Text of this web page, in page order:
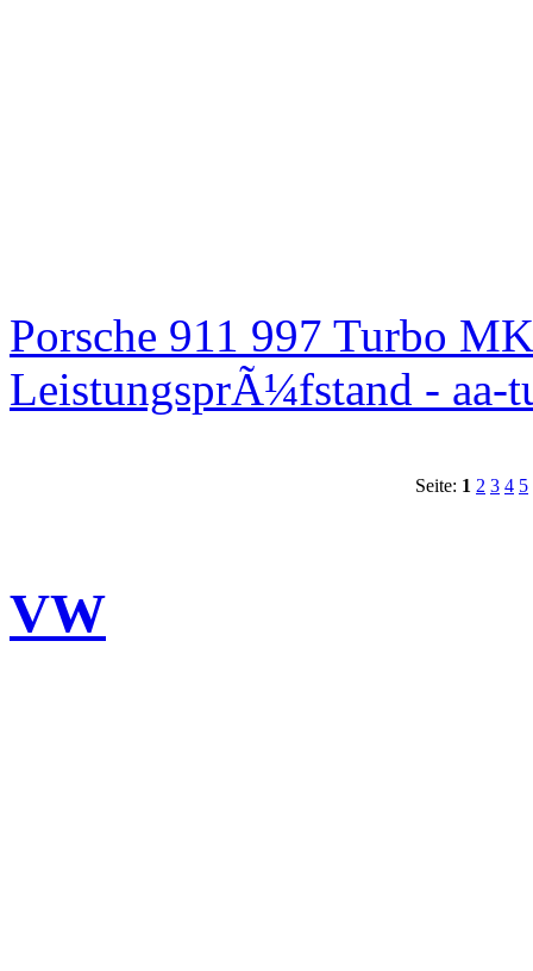
Porsche 911 997 Turbo
LeistungsprÃ¼fstand - aa-
Seite: 1 2 3 4 5
VW